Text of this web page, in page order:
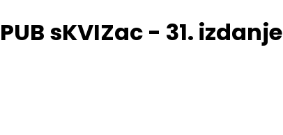
PUB sKVIZac - 31. izdanje